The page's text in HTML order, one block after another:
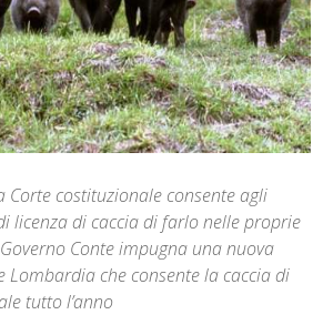
Corte costituzionale consente agli
licenza di caccia di farlo nelle proprie
Conte impugna una nuova
Lombardia che consente la caccia di
tutto l’anno